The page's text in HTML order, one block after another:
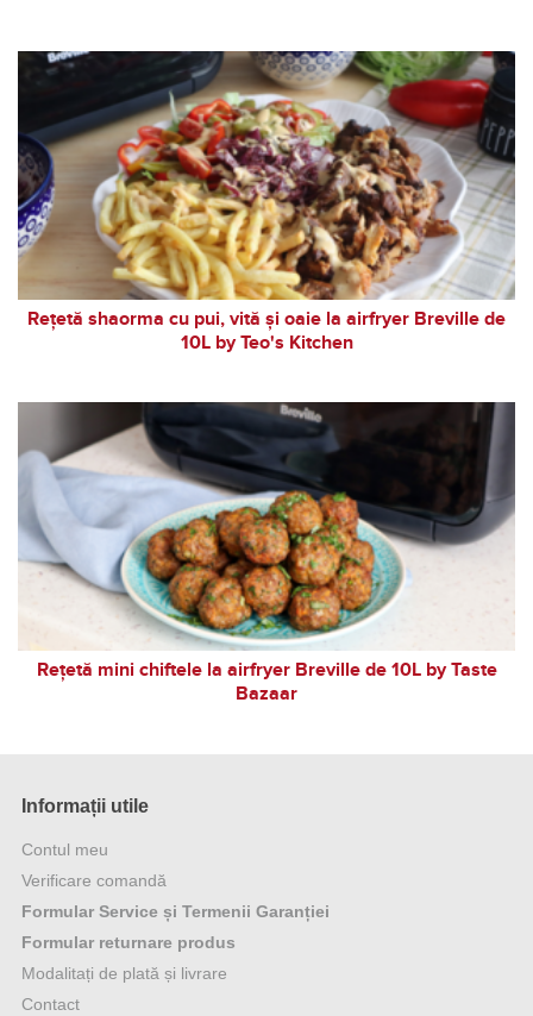
Rețetă shaorma cu pui, vită și oaie la airfryer Breville de
10L by Teo's Kitchen
Rețetă mini chiftele la airfryer Breville de 10L by Taste
Bazaar
Informații utile
Contul meu
Verificare comandă
Formular Service și Termenii Garanției
Formular returnare produs
Modalitați de plată și livrare
Contact